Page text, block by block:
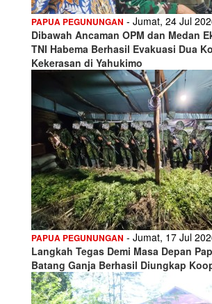
PAPUA PEGUNUNGAN - Jumat, 24 Jul
Dibawah Ancaman OPM dan Medan
TNI Habema Berhasil Evakuasi Dua
Kekerasan di Yahukimo
PAPUA PEGUNUNGAN - Jumat, 17 Jul
Langkah Tegas Demi Masa Depan
Batang Ganja Berhasil Diungkap